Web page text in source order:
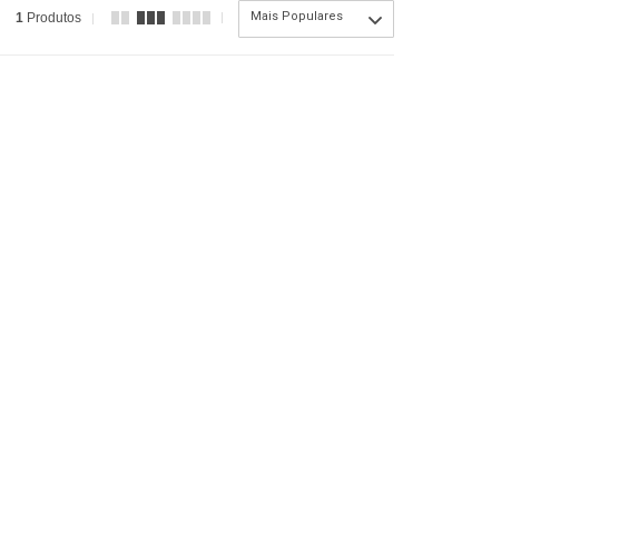
1 Produtos Mais Populares